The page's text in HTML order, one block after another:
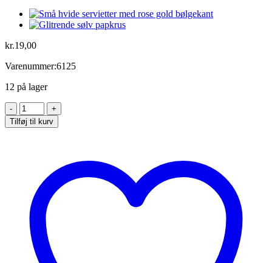
kr.19,00
Varenummer:6125
12 på lager
Guld
glitrende
papkrus
Tilføj til kurv